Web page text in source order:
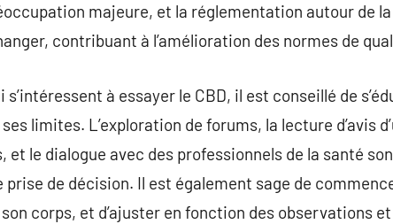
majeure, et la réglementation autour de
contribuant à l’amélioration des normes de
s’intéressent à essayer le CBD, il est conseillé de
limites. L’exploration de forums, la lecture d’avis
et le dialogue avec des professionnels de la santé
prise de décision. Il est également sage de
corps, et d’ajuster en fonction des observations